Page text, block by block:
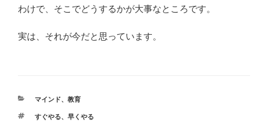
わけで、そこでどうするかが大事なところです。
実は、それが今だと思っています。
カ
ゴ
マインド、 教育
タ
すぐやる、 早くやる